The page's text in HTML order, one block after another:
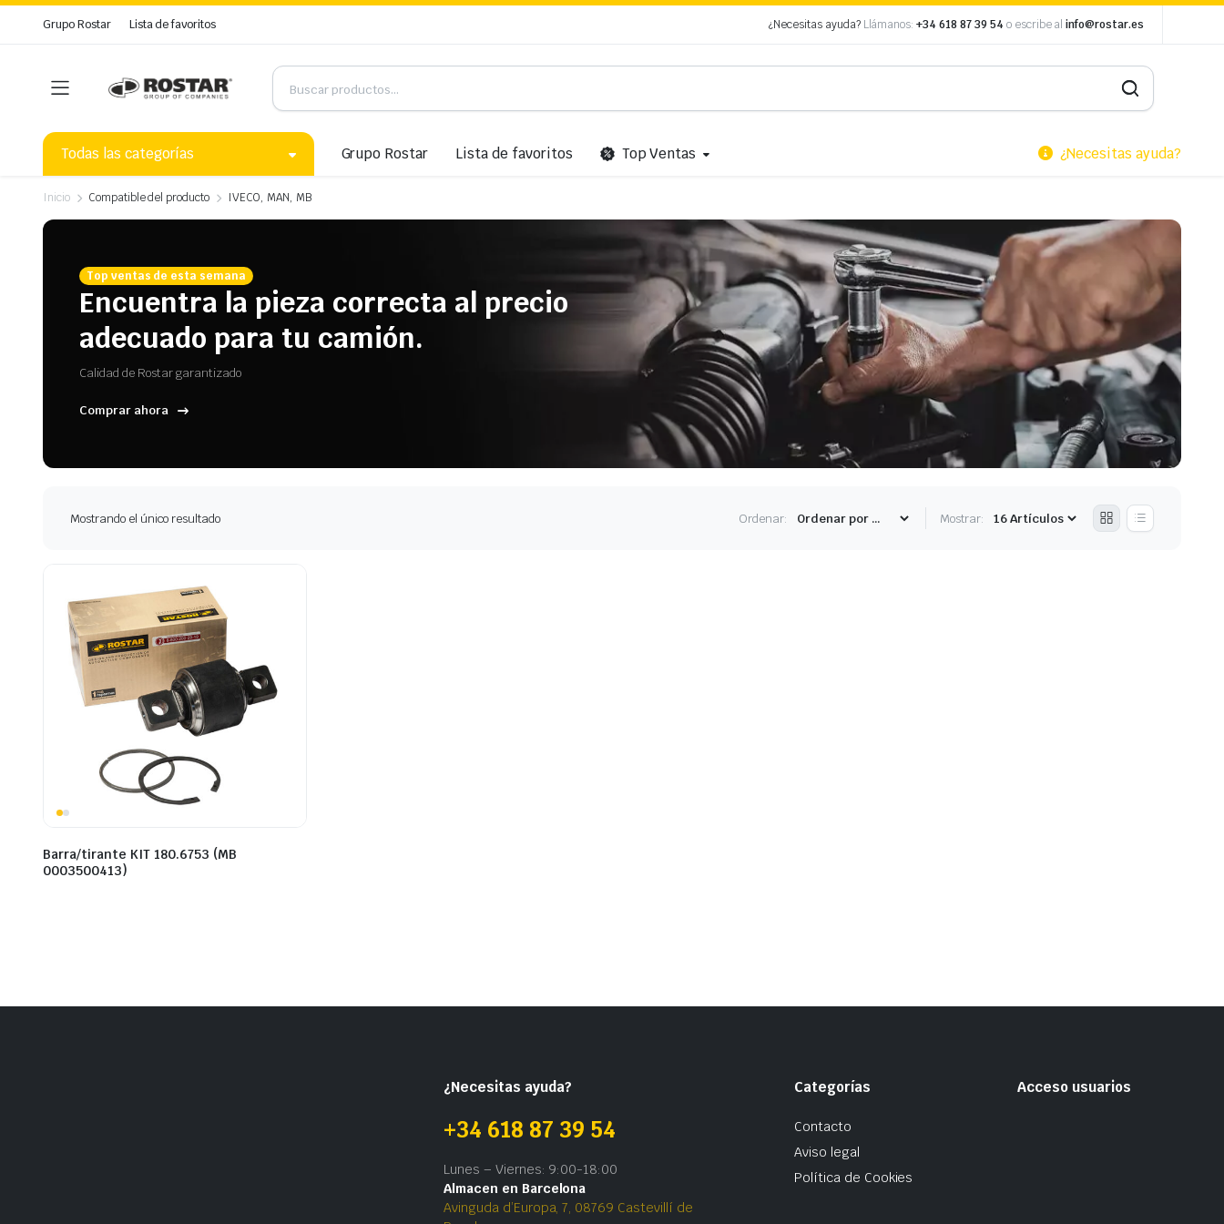
Grupo Rostar Lista de favoritos ¿Necesitas ayuda? Llámanos: +34 618 87 39 54 o escribe alinfo@rostar.es
Todas las categorías Grupo Rostar Lista de favoritos Top Ventas ¿Necesitas ayuda?
Inicio Compatible del producto IVECO, MAN, MB
Top ventas de esta semana
Encuentra la pieza correcta al precio
adecuado para tu camión.
Calidad de Rostar garantizado
Comprar ahora
Mostrando el único resultado Ordenar: Mostrar:
Barra/tirante KIT 180.6753 (MB
0003500413)
¿Necesitas ayuda?
+34 618 87 39 54
Lunes – Viernes: 9:00-18:00
Almacen en Barcelona
Avinguda d’Europa, 7, 08769 Castevillí de
Categorías
Contacto
Aviso legal
Política de Cookies
Acceso usuarios